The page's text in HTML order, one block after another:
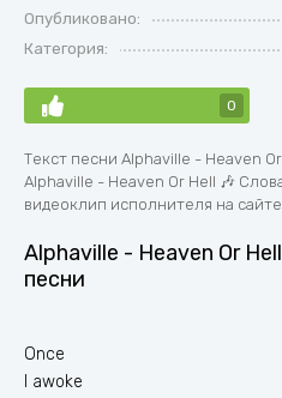
Опубликовано:
Категория:
0
Текст песни Alphaville - Heaven
Alphaville - Heaven Or Hell 🎶
видеоклип исполнителя на сайте
Alphaville - Heaven Or
песни
Once
I awoke